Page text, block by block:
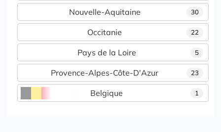
30
Nouvelle-Aquitaine
22
Occitanie
5
Pays de la Loire
23
Provence-Alpes-Côte-D'Azur
Belgique 1